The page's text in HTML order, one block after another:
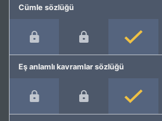
Cümle sözlüğü
Eş anlamlı kavramlar sözlüğü